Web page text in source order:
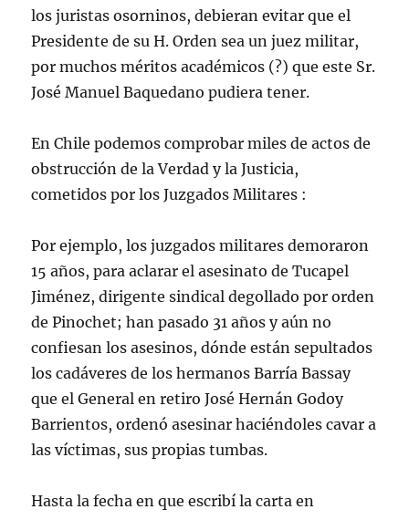
los juristas osorninos, debieran evitar que el
Presidente de su H. Orden sea un juez militar,
por muchos méritos académicos (?) que este Sr.
José Manuel Baquedano pudiera tener.
En Chile podemos comprobar miles de actos de
obstrucción de la Verdad y la Justicia,
cometidos por los Juzgados Militares :
Por ejemplo, los juzgados militares demoraron
15 años, para aclarar el asesinato de Tucapel
Jiménez, dirigente sindical degollado por orden
de Pinochet; han pasado 31 años y aún no
confiesan los asesinos, dónde están sepultados
los cadáveres de los hermanos Barría Bassay
que el General en retiro José Hernán Godoy
Barrientos, ordenó asesinar haciéndoles cavar a
las víctimas, sus propias tumbas.
Hasta la fecha en que escribí la carta en